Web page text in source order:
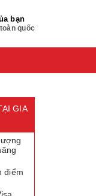
bạn
quốc
GIA
điểm